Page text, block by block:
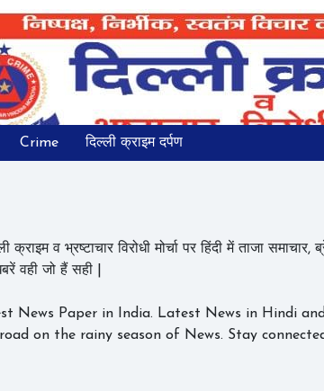
Crime दिल्ली क्राइम दर्पण
व भ्रष्टाचार विरोधी मोर्चा पर हिंदी में ताजा समाचार,
वही जो हैं सही |
News Paper in India. Latest News in Hindi
on the rainy season of News. Stay